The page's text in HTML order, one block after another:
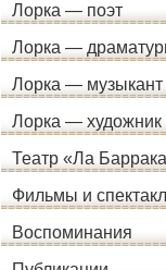
Лорка — поэт
Лорка —
Лорка — музыкант
Лорка — художник
Театр «Ла
Фильмы и
Воспоминания